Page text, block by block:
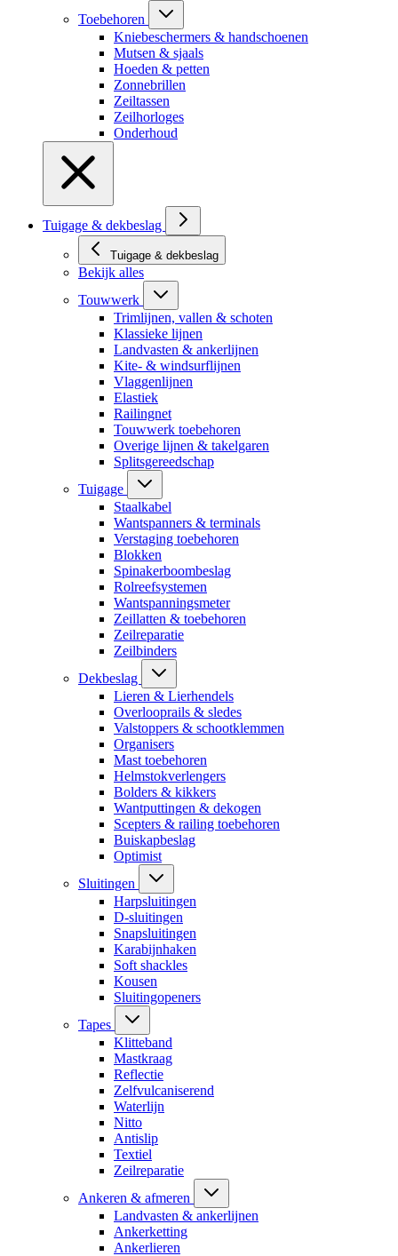
Toebehoren
Kniebeschermers & handschoenen
Mutsen & sjaals
Hoeden & petten
Zonnebrillen
Zeiltassen
Zeilhorloges
Onderhoud
Tuigage & dekbeslag
Tuigage & dekbeslag
Bekijk alles
Touwwerk
Trimlijnen, vallen & schoten
Klassieke lijnen
Landvasten & ankerlijnen
Kite- & windsurflijnen
Vlaggenlijnen
Elastiek
Railingnet
Touwwerk toebehoren
Overige lijnen & takelgaren
Splitsgereedschap
Tuigage
Staalkabel
Wantspanners & terminals
Verstaging toebehoren
Blokken
Spinakerboombeslag
Rolreefsystemen
Wantspanningsmeter
Zeillatten & toebehoren
Zeilreparatie
Zeilbinders
Dekbeslag
Lieren & Lierhendels
Overlooprails & sledes
Valstoppers & schootklemmen
Organisers
Mast toebehoren
Helmstokverlengers
Bolders & kikkers
Wantputtingen & dekogen
Scepters & railing toebehoren
Buiskapbeslag
Optimist
Sluitingen
Harpsluitingen
D-sluitingen
Snapsluitingen
Karabijnhaken
Soft shackles
Kousen
Sluitingopeners
Tapes
Klitteband
Mastkraag
Reflectie
Zelfvulcaniserend
Waterlijn
Nitto
Antislip
Textiel
Zeilreparatie
Ankeren & afmeren
Landvasten & ankerlijnen
Ankerketting
Ankerlieren